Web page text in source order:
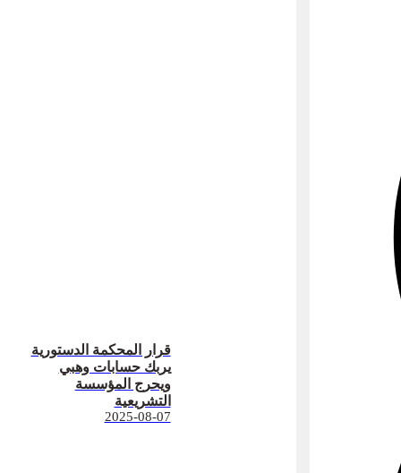
قرار المحكمة الدستورية
يربك حسابات وهبي
ويحرج المؤسسة
التشريعية
2025-08-07